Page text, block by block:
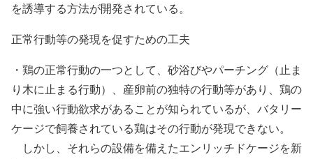
を誘導する方法が開発されている。
正常行動等の発現を促すための工夫
・鶏の正常行動の一つとして、砂浴びやパーチング（止ま
り木に止まる行動）、産卵前の独特の行動等があり、鶏の
中に強い行動欲求があることが知られているが、バタリー
ケージで飼養されている鶏はその行動が発現できない。
しかし、それらの設備を備えたエンリッチドケージを新